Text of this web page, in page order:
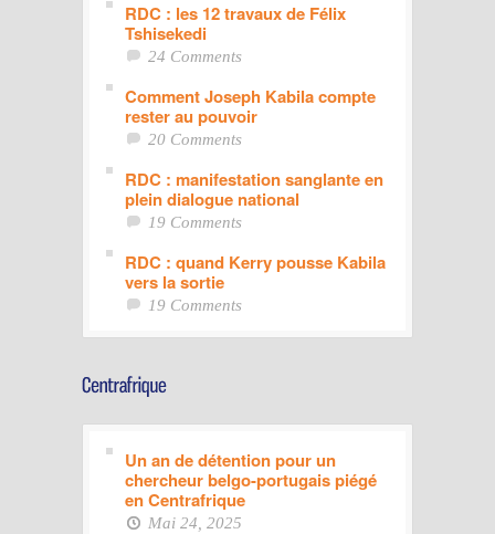
RDC : les 12 travaux de Félix
Tshisekedi
24 Comments
Comment Joseph Kabila compte
rester au pouvoir
20 Comments
RDC : manifestation sanglante en
plein dialogue national
19 Comments
RDC : quand Kerry pousse Kabila
vers la sortie
19 Comments
Un an de détention pour un
chercheur belgo-portugais piégé
en Centrafrique
Mai 24, 2025